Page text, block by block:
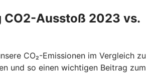
CO2-Ausstoß 2023 vs.
CO₂-Emissionen im Vergleich zu
und so einen wichtigen Beitrag zum